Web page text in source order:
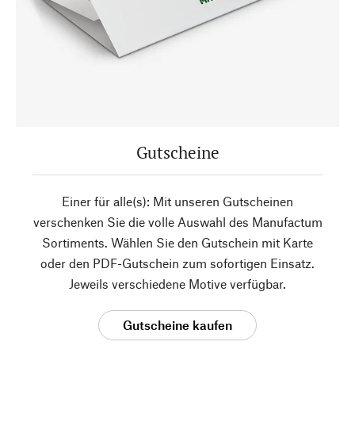
Gutscheine
Einer für alle(s): Mit unseren Gutscheinen
verschenken Sie die volle Auswahl des Manufactum
Sortiments. Wählen Sie den Gutschein mit Karte
oder den PDF-Gutschein zum sofortigen Einsatz.
Jeweils verschiedene Motive verfügbar.
Gutscheine kaufen